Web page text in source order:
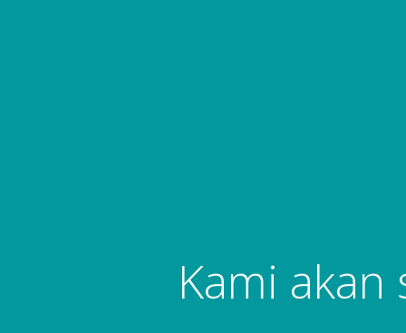
Kami akan